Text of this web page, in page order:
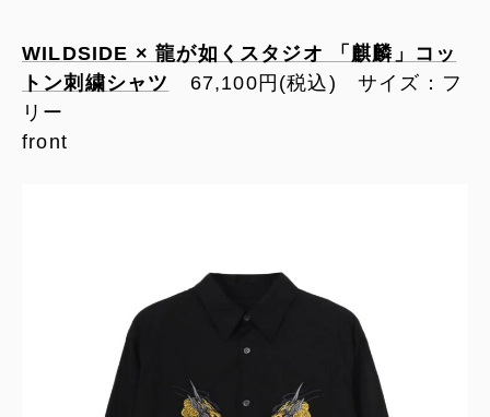
WILDSIDE × 龍が如くスタジオ 「麒麟」コッ
トン刺繍シャツ
67,100円(税込) サイズ：フ
リー
front